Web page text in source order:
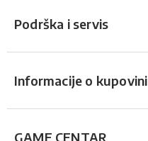
Podrška i servis
Informacije o kupovini
GAME CENTAR